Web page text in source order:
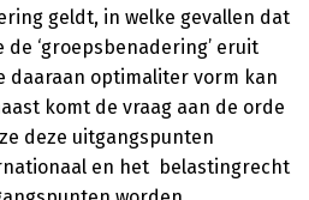
geldt, in welke gevallen dat
‘groepsbenadering’ eruit
daaraan optimaliter vorm kan
komt de vraag aan de orde
deze uitgangspunten
en het belastingrecht